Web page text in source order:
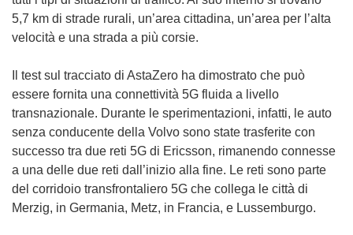
5,7 km di strade rurali, un’area cittadina, un’area per l’alta
velocità e una strada a più corsie.
Il test sul tracciato di AstaZero ha dimostrato che può
essere fornita una connettività 5G fluida a livello
transnazionale. Durante le sperimentazioni, infatti, le auto
senza conducente della Volvo sono state trasferite con
successo tra due reti 5G di Ericsson, rimanendo connesse
a una delle due reti dall’inizio alla fine. Le reti sono parte
del corridoio transfrontaliero 5G che collega le città di
Merzig, in Germania, Metz, in Francia, e Lussemburgo.